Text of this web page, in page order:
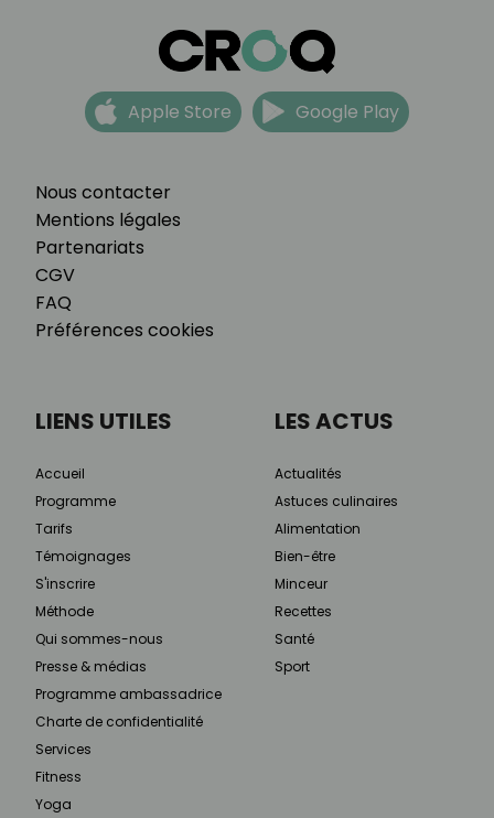
Nous contacter
Mentions légales
Partenariats
CGV
FAQ
Préférences cookies
Apple Store Google Play
LIENS UTILES
Accueil
Programme
Tarifs
Témoignages
S'inscrire
Méthode
Qui sommes-nous
Presse & médias
Programme ambassadrice
Charte de confidentialité
Services
Fitness
Yoga
LES ACTUS
Actualités
Astuces culinaires
Alimentation
Bien-être
Minceur
Recettes
Santé
Sport